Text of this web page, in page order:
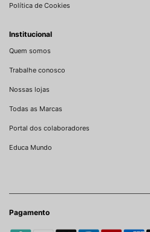
Política de Cookies
Institucional
Quem somos
Trabalhe conosco
Nossas lojas
Todas as Marcas
Portal dos colaboradores
Educa Mundo
Pagamento